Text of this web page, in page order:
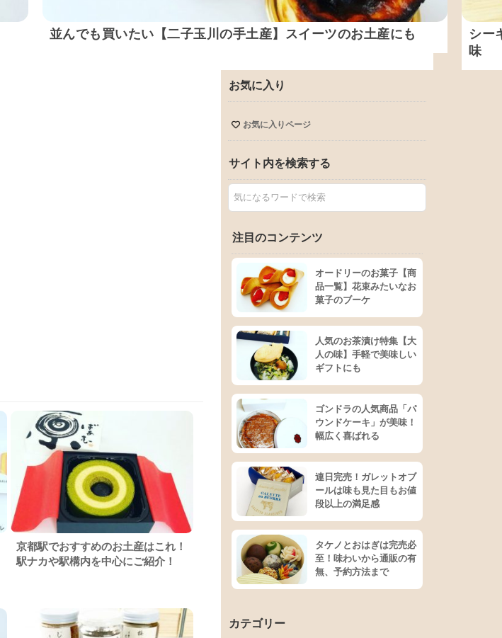
並んでも買いたい【二子玉川の手土産】スイーツのお土産にも
シー
味
京都駅でおすすめのお土産はこれ！
駅ナカや駅構内を中心にご紹介！
お気に入り
お気に入りページ
サイト内を検索する
注目のコンテンツ
オードリーのお菓子【商
品一覧】花束みたいなお
菓子のブーケ
人気のお茶漬け特集【大
人の味】手軽で美味しい
ギフトにも
ゴンドラの人気商品「パ
ウンドケーキ」が美味！
幅広く喜ばれる
連日完売！ガレットオブ
ールは味も見た目もお値
段以上の満足感
タケノとおはぎは完売必
至！味わいから通販の有
無、予約方法まで
カテゴリー